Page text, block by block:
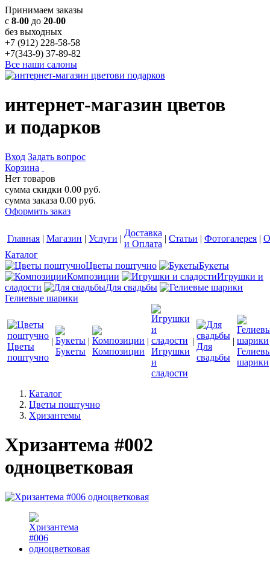
Принимаем заказы
с 8-00 до 20-00
без выходных
+7 (912) 228-58-58
+7(343-9) 37-89-82
Все наши салоны
интернет-магазин цветов
и подарков
Вход Задать вопрос
Корзина
Нет товаров
сумма скидки 0.00 руб.
сумма заказа 0.00 руб.
Оформить заказ
Главная | Магазин | Услуги |
Доставка
и Оплата
| Статьи | Фотогалерея |
Каталог
Цветы поштучно
Букеты
Композиции
Игрушки и
сладости
Для свадьбы
Гелиевые шарики
Цветы
поштучно
|
Букеты
|
Композиции
|
Игрушки
и
сладости
|
Для
свадьбы
|
шарики
Каталог
Цветы поштучно
Хризантемы
Хризантема #002
одноцветковая